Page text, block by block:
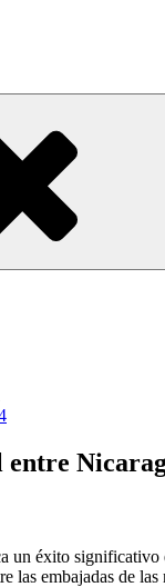
un éxito significativo
embajadas de